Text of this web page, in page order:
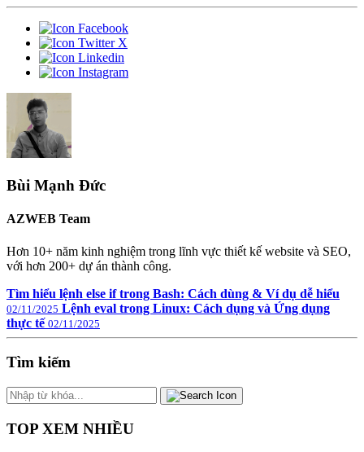
Bùi Mạnh Đức
AZWEB Team
Hơn 10+ năm kinh nghiệm trong lĩnh vực thiết kế website và SEO,
với hơn 200+ dự án thành công.
Tìm hiểu lệnh else if trong Bash: Cách dùng & Ví dụ dễ hiểu
02/11/2025 Lệnh eval trong Linux: Cách dụng và Ứng dụng
thực tế 02/11/2025
Tìm kiếm
TOP XEM NHIỀU